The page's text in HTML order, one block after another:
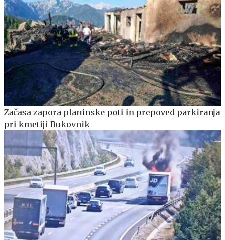
Začasa zapora planinske poti in prepoved parkiranja
pri kmetiji Bukovnik